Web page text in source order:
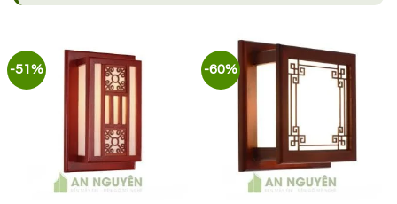
-51% -60%